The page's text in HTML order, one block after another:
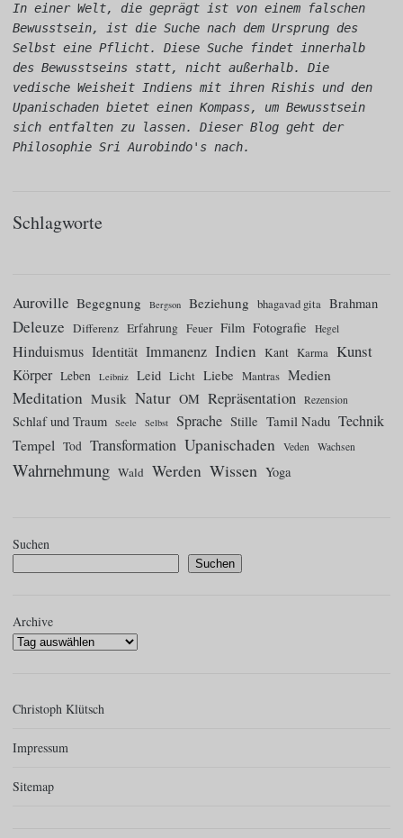
In einer Welt, die geprägt ist von einem falschen
Bewusstsein, ist die Suche nach dem Ursprung des
Selbst eine Pflicht. Diese Suche findet innerhalb
des Bewusstseins statt, nicht außerhalb. Die
vedische Weisheit Indiens mit ihren Rishis und den
Upanischaden bietet einen Kompass, um Bewusstsein
sich entfalten zu lassen. Dieser Blog geht der
Philosophie Sri Aurobindo's nach.
Schlagworte
Auroville Begegnung Bergson Beziehung bhagavad gita Brahman
Deleuze Differenz Erfahrung Feuer Film Fotografie Hegel
Hinduismus Identität Immanenz Indien Kant Karma Kunst
Körper Leben Leibniz Leid Licht Liebe Mantras Medien
Meditation Musik Natur OM Repräsentation Rezension
Schlaf und Traum Seele Selbst Sprache Stille Tamil Nadu Technik
Tempel Tod Transformation Upanischaden Veden Wachsen
Wahrnehmung Wald Werden Wissen Yoga
Suchen
Suchen
Archive
Christoph Klütsch
Impressum
Sitemap